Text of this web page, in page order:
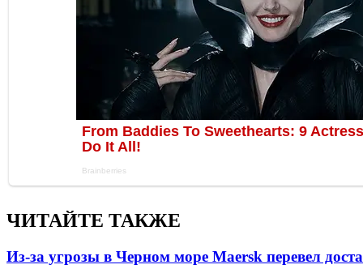
ЧИТАЙТЕ ТАКЖЕ
Из-за угрозы в Черном море Maersk перевел